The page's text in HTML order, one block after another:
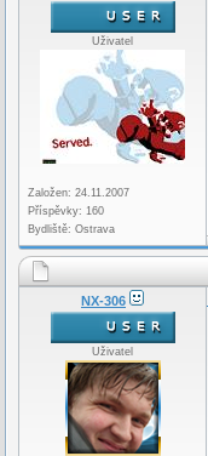
Uživatel
Založen: 24.11.2007
Příspěvky: 160
Bydliště: Ostrava
NX-306
Uživatel